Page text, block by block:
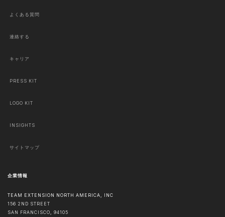
よくある質問
連絡する
キャリア
PRESS KIT
LOGO KIT
INSIGHTS
サイトマップ
企業情報
TEAM EXTENSION NORTH AMERICA, INC
156 2ND STREET
SAN FRANCISCO, 94105